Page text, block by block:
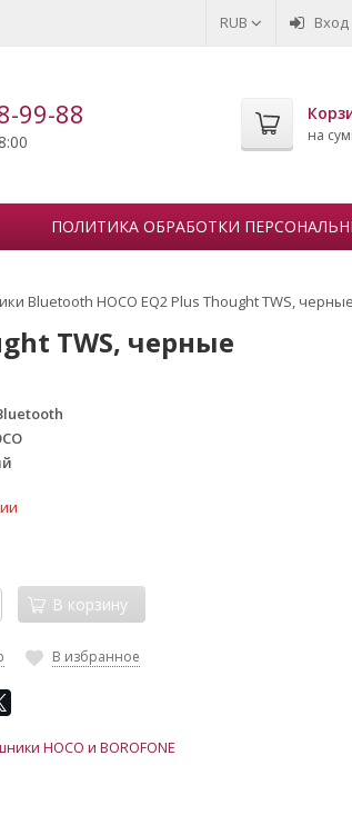
RUB Вход
99-88
на
ПОЛИТИКА ОБРАБОТКИ
Bluetooth HOCO EQ2 Plus Thought TWS, черные
TWS, черные
В корзину
В избранное
HOCO и BOROFONE